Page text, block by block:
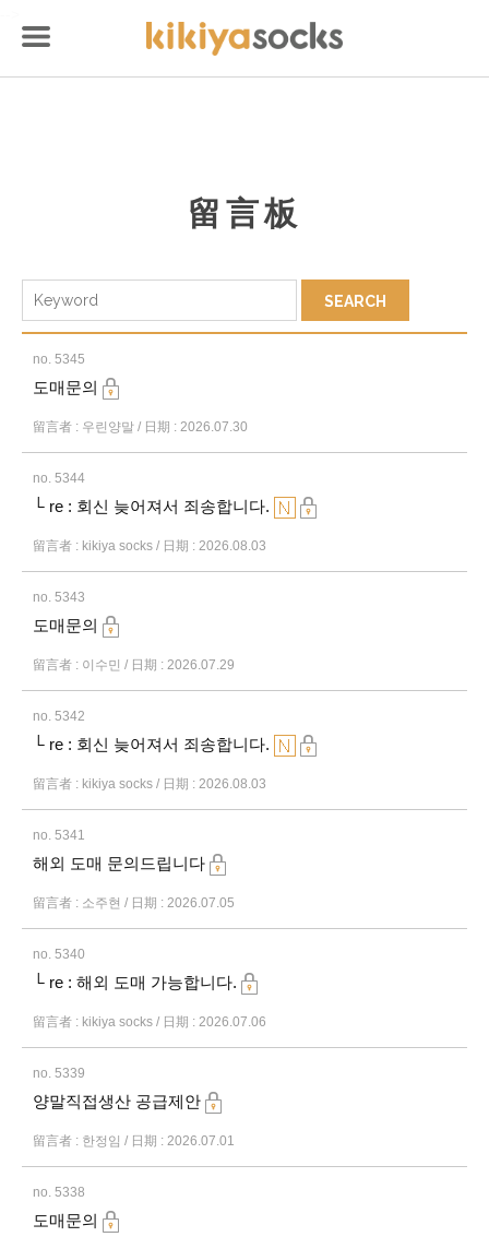
留言板
no. 5345
도매문의
留言者 : 우린양말 / 日期 : 2026.07.30
no. 5344
└ re : 회신 늦어져서 죄송합니다.
留言者 : kikiya socks / 日期 : 2026.08.03
no. 5343
도매문의
留言者 : 이수민 / 日期 : 2026.07.29
no. 5342
└ re : 회신 늦어져서 죄송합니다.
留言者 : kikiya socks / 日期 : 2026.08.03
no. 5341
해외 도매 문의드립니다
留言者 : 소주현 / 日期 : 2026.07.05
no. 5340
└ re : 해외 도매 가능합니다.
留言者 : kikiya socks / 日期 : 2026.07.06
no. 5339
양말직접생산 공급제안
留言者 : 한정임 / 日期 : 2026.07.01
no. 5338
도매문의